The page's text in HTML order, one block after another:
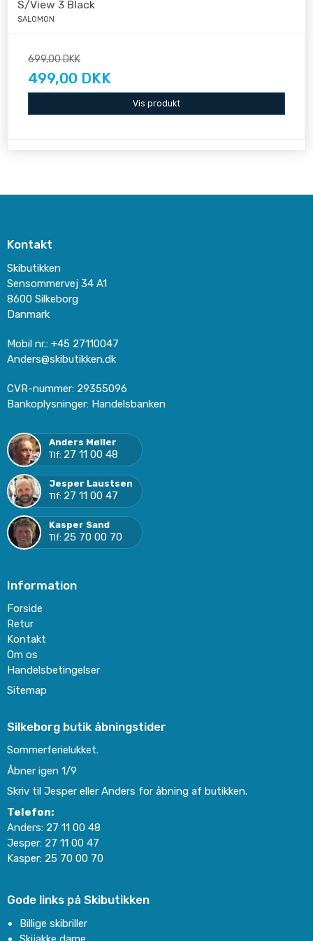
S/View 3 Black
SALOMON
699,00 DKK
499,00 DKK
Vis produkt
Kontakt
Skibutikken
Sensommervej 34 A1
8600 Silkeborg
Danmark
Mobil nr.: +45 27110047
Anders@skibutikken.dk
CVR-nummer: 29355096
Bankoplysninger: Handelsbanken
Anders Møller
Tlf: 27 11 00 48
Jesper Laustsen
Tlf: 27 11 00 47
Kasper Sand
Tlf: 25 70 00 70
Information
Forside
Retur
Kontakt
Om os
Handelsbetingelser
Sitemap
Silkeborg butik åbningstider
Sommerferielukket.
Åbner igen 1/9
Skriv til Jesper eller Anders for åbning af butikken.
Telefon:
Anders: 27 11 00 48
Jesper: 27 11 00 47
Kasper: 25 70 00 70
Gode links på Skibutikken
Billige skibriller